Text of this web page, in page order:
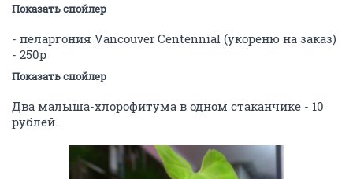
Показать спойлер
- пеларгония Vancouver Centennial (укореню на заказ)
- 250р
Показать спойлер
Два малыша-хлорофитума в одном стаканчике - 10
рублей.